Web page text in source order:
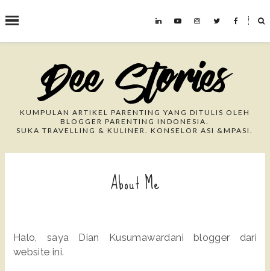
˟
Search This Blog
KUMPULAN ARTIKEL PARENTING YANG DITULIS OLEH
BLOGGER PARENTING INDONESIA.
SUKA TRAVELLING & KULINER. KONSELOR ASI &MPASI.
About Me
Halo, saya Dian Kusumawardani blogger dari
website ini.